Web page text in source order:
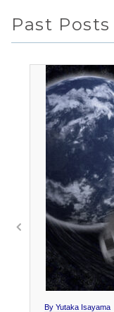
Past
By Yutaka Isayama